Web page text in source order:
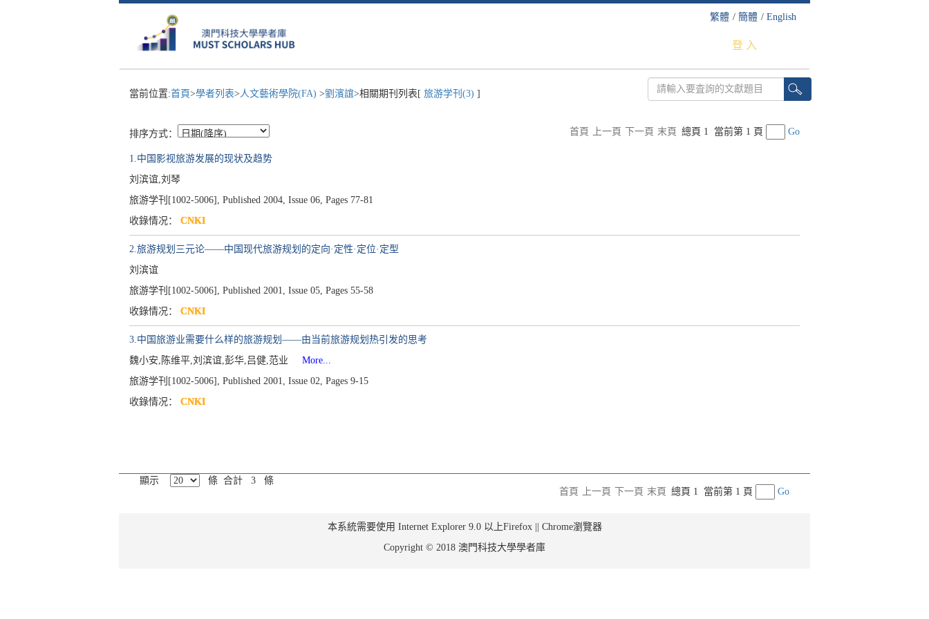
繁體 / 簡體 / English
登 入
當前位置:首頁>學者列表>人文藝術學院(FA) >劉濱誼>相關期刊列表[ 旅游学刊(3) ]
排序方式： 首頁 上一頁 下一頁 末頁 總頁 1 當前第 1 頁 Go
1.中国影视旅游发展的现状及趋势
刘滨谊,刘琴
旅游学刊[1002-5006], Published 2004, Issue 06, Pages 77-81
收錄情况： CNKI
2.旅游规划三元论——中国现代旅游规划的定向·定性·定位·定型
刘滨谊
旅游学刊[1002-5006], Published 2001, Issue 05, Pages 55-58
收錄情况： CNKI
3.中国旅游业需要什么样的旅游规划——由当前旅游规划热引发的思考
魏小安,陈维平,刘滨谊,彭华,吕健,范业
More...
旅游学刊[1002-5006], Published 2001, Issue 02, Pages 9-15
收錄情况： CNKI
顯示
條 合計 3 條
首頁
上一頁 下一頁 末頁 總頁 1 當前第 1 頁 Go
本系統需要使用 Internet Explorer 9.0 以上Firefox || Chrome瀏覽器
Copyright © 2018 澳門科技大學學者庫